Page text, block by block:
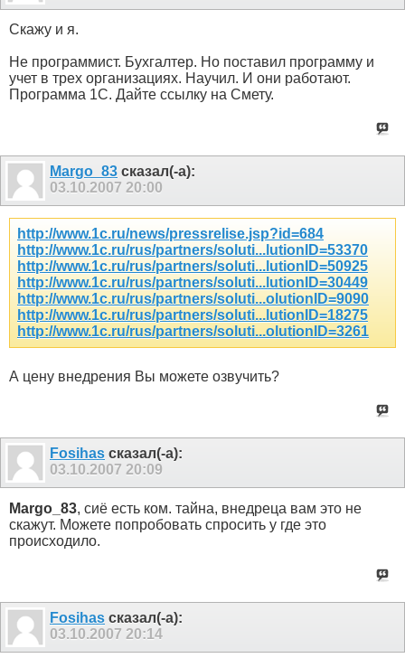
Скажу и я.
Не программист. Бухгалтер. Но поставил программу и
учет в трех организациях. Научил. И они работают.
Программа 1С. Дайте ссылку на Смету.
Margo_83 сказал(-а):
03.10.2007 20:00
http://www.1c.ru/news/pressrelise.jsp?id=684
http://www.1c.ru/rus/partners/soluti...lutionID=53370
http://www.1c.ru/rus/partners/soluti...lutionID=50925
http://www.1c.ru/rus/partners/soluti...lutionID=30449
http://www.1c.ru/rus/partners/soluti...olutionID=9090
http://www.1c.ru/rus/partners/soluti...lutionID=18275
http://www.1c.ru/rus/partners/soluti...olutionID=3261
А цену внедрения Вы можете озвучить?
Fosihas сказал(-а):
03.10.2007 20:09
Margo_83, сиё есть ком. тайна, внедреца вам это не
скажут. Можете попробовать спросить у где это
происходило.
Fosihas сказал(-а):
03.10.2007 20:14